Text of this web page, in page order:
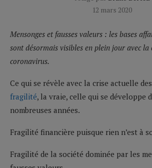
12 mars 2020
Mensonges et fausses valeurs : les bases
sont désormais visibles en plein jour avec la
coronavirus.
Ce qui se révèle avec la crise actuelle
fragilité, la vraie, celle qui se développe
nombreuses années.
Fragilité financière puisque rien n’est à
Fragilité de la société dominée par les